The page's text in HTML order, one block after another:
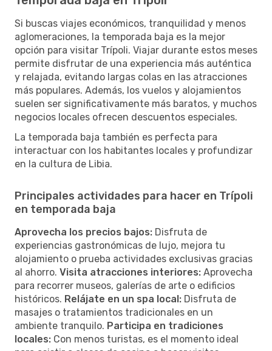
Si buscas viajes económicos, tranquilidad y menos
aglomeraciones, la temporada baja es la mejor
opción para visitar Trípoli. Viajar durante estos meses
permite disfrutar de una experiencia más auténtica
y relajada, evitando largas colas en las atracciones
más populares. Además, los vuelos y alojamientos
suelen ser significativamente más baratos, y muchos
negocios locales ofrecen descuentos especiales.
La temporada baja también es perfecta para
interactuar con los habitantes locales y profundizar
en la cultura de Libia.
Principales actividades para hacer en Trípoli
en temporada baja
Aprovecha los precios bajos: Disfruta de
experiencias gastronómicas de lujo, mejora tu
alojamiento o prueba actividades exclusivas gracias
al ahorro. Visita atracciones interiores: Aprovecha
para recorrer museos, galerías de arte o edificios
históricos. Relájate en un spa local: Disfruta de
masajes o tratamientos tradicionales en un
ambiente tranquilo. Participa en tradiciones
locales: Con menos turistas, es el momento ideal